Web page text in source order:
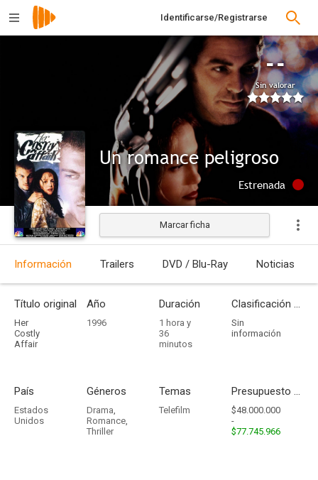
Identificarse/Registrarse
--
Sin valorar
Un romance peligroso
Estrenada
Marcar ficha
Información Trailers DVD / Blu-Ray Noticias
Título original
Her
Costly
Affair
Año
1996
Duración
1 hora y
36
minutos
Clasificación por edades
Sin
información
País
Estados
Unidos
Géneros
Drama,
Romance,
Thriller
Temas
Telefilm
Presupuesto - Ingresos
$48.000.000
-
$77.745.966